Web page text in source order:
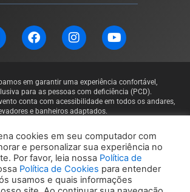
F
a
b
o
o
k
I
n
a
g
r
a
Y
o
u
b
e
em garantir uma experiência confortável,
para as pessoas com deficiência (PCD).
conta com acessibilidade em todos os andares,
e banheiros adaptados.
5011
Política de Cookies
cookies em seu computador com
e personalizar sua experiência no
Por favor, leia nossa Política de
Política de Cookies para entender
usamos e quais informações